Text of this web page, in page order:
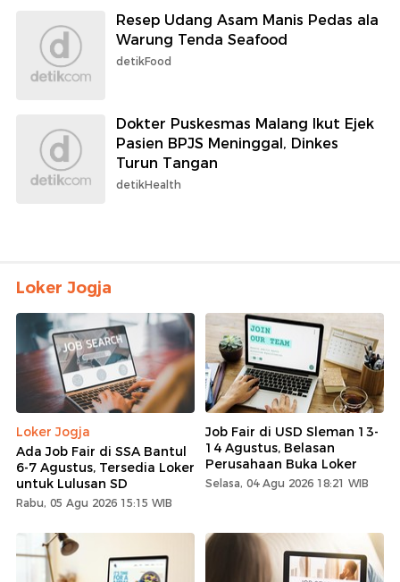
Resep Udang Asam Manis Pedas ala
Warung Tenda Seafood
detikFood
Dokter Puskesmas Malang Ikut Ejek
Pasien BPJS Meninggal, Dinkes
Turun Tangan
detikHealth
Loker Jogja
Loker Jogja
Ada Job Fair di SSA Bantul
6-7 Agustus, Tersedia Loker
untuk Lulusan SD
Rabu, 05 Agu 2026 15:15 WIB
Job Fair di USD Sleman 13-
14 Agustus, Belasan
Perusahaan Buka Loker
Selasa, 04 Agu 2026 18:21 WIB